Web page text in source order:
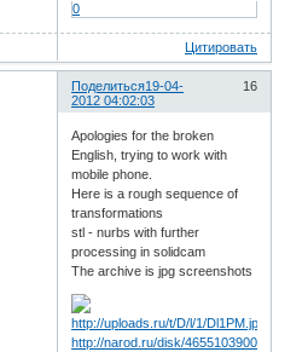
0
Цитировать
Поделиться 16
19-04-
2012 04:02:03
Apologies for the broken
English, trying to work with
mobile phone.
Here is a rough sequence of
transformations
stl - nurbs with further
processing in solidcam
The archive is jpg screenshots
http://narod.ru/disk/